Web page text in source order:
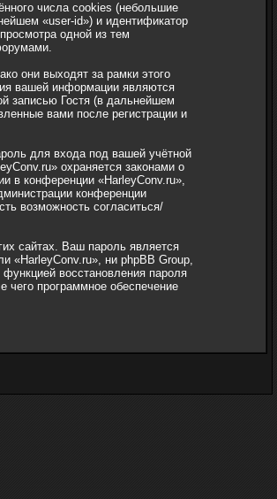
числа cookies (небольшие
«user-id») и идентификатор
одной из тем
они выходят за рамки этого
вашей информации являются
записью Гостя (в дальнейшем
вами после регистрации и
для входа под вашей учётной
охраняется законами о
в конференции «HarleyConv.ru»,
конференции
возможность согласиться/
сайтах. Ваш пароль является
«HarleyConv.ru», ни phpBB Group,
восстановления пароля
программное обеспечение